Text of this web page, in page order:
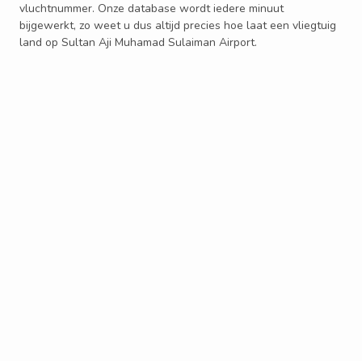
vluchtnummer. Onze database wordt iedere minuut
bijgewerkt, zo weet u dus altijd precies hoe laat een vliegtuig
land op Sultan Aji Muhamad Sulaiman Airport.